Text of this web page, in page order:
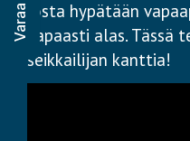
josta hypätään
vapaasti alas.
seikkailijan kanttia!